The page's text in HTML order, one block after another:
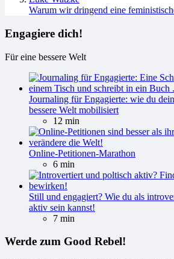
Warum wir dringend eine
Engagiere dich!
Für eine bessere Welt
Journaling für Engagierte: wie du
bessere Welt mobilisiert
12 min
Online-Petitionen-Marathon
6 min
Still und engagiert? Wie du als
aktiv sein kannst!
7 min
Werde zum Good Rebel!